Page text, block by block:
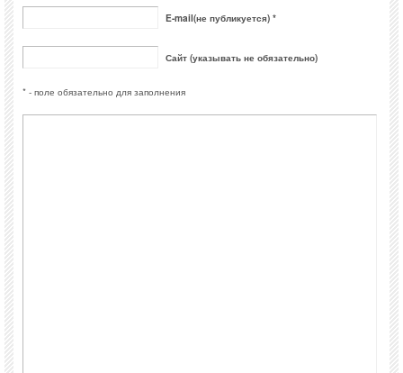
E-mail(не публикуется) *
Сайт (указывать не обязательно)
* - поле обязательно для заполнения